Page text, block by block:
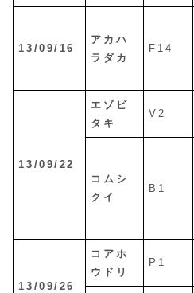
13/09/16
アカハ
ラダカ
F14
13/09/22
エゾビ
タキ
V2
コムシ
クイ
B1
13/09/26
コアホ
ウドリ
P1